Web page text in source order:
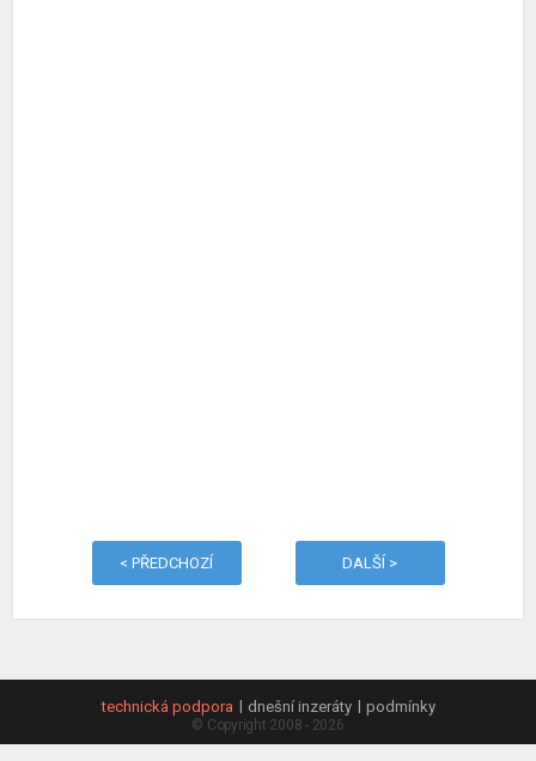
< PŘEDCHOZÍ DALŠÍ >
technická podpora dnešní inzeráty podmínky
© Copyright 2008 - 2026